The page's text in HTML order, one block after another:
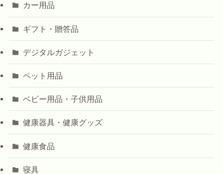
カー用品
ギフト・贈答品
デジタルガジェット
ペット用品
ベビー用品・子供用品
健康器具・健康グッズ
健康食品
寝具